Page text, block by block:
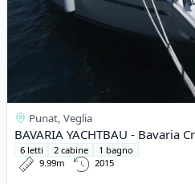
Punat, Veglia
BAVARIA YACHTBAU - Bavaria
6 letti 2 cabine
1 bagno
9.99m
2015